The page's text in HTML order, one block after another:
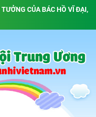
CỦA BÁC HỒ VĨ ĐẠI,